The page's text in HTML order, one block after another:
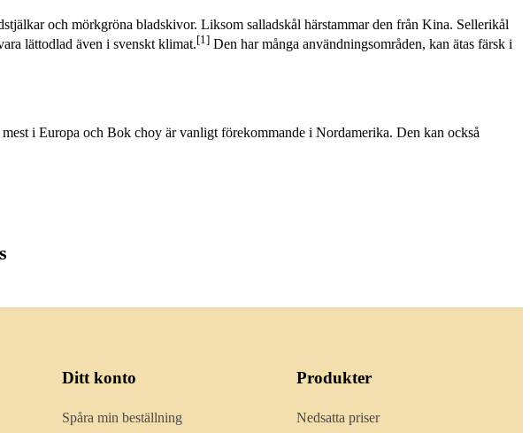
och mörkgröna bladskivor. Liksom salladskål härstammar den från Kina. Sellerikål
lättodlad även i svenskt klimat.[1] Den har många användningsområden, kan ätas färsk i
i Europa och Bok choy är vanligt förekommande i Nordamerika. Den kan också
Ditt konto
Spåra min beställning
Produkter
Nedsatta priser